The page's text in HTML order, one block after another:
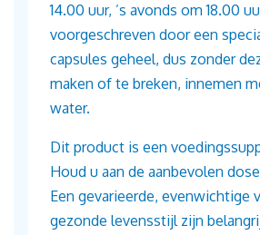
14.00 uur, ’s avonds om 18.00
voorgeschreven door een
capsules geheel, dus zonder
maken of te breken, innemen
water.
Dit product is een
Houd u aan de aanbevolen
Een gevarieerde, evenwichtige
gezonde levensstijl zijn